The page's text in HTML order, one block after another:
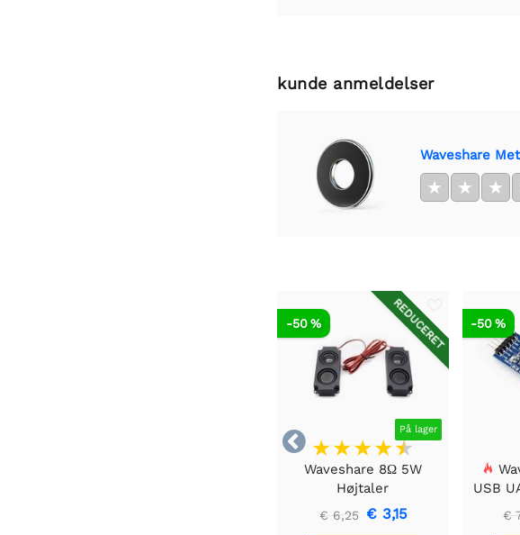
kunde anmeldelser
Waveshare
★ ★ ★

REDUCERET
På lager
-50 %
Waveshare 8Ω 5W
Højtaler
€ 6,25 € 3,15
-50 %
USB
A), €